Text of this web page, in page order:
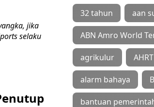
jika
selaku
32 tahun aan
ABN Amro World
agrikulur AHRT
alarm bahaya
bantuan